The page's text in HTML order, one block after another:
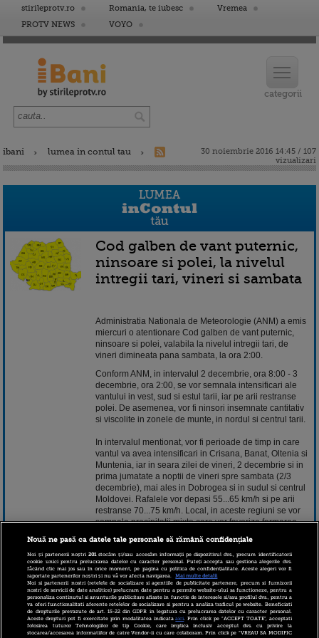
stirileprotv.ro Romania, te iubesc
Vremea
PROTV NEWS
VOYO
ibani lumea in contul tau
30 noiembrie 2016 14:45 / 107
vizualizari
Cod galben de vant puternic,
ninsoare si polei, la nivelul
intregii tari, vineri si sambata
Administratia Nationala de Meteorologie (ANM) a emis
miercuri o atentionare Cod galben de vant puternic,
ninsoare si polei, valabila la nivelul intregii tari, de
vineri dimineata pana sambata, la ora 2:00.
Conform ANM, in intervalul 2 decembrie, ora 8:00 - 3
decembrie, ora 2:00, se vor semnala intensificari ale
vantului in vest, sud si estul tarii, iar pe arii restranse
polei. De asemenea, vor fi ninsori insemnate cantitativ
si viscolite in zonele de munte, in nordul si centrul tarii.
In intervalul mentionat, vor fi perioade de timp in care
vantul va avea intensificari in Crisana, Banat, Oltenia si
Muntenia, iar in seara zilei de vineri, 2 decembrie si in
prima jumatate a noptii de vineri spre sambata (2/3
decembrie), mai ales in Dobrogea si in sudul si centrul
Moldovei. Rafalele vor depasi 55...65 km/h si pe arii
restranse 70...75 km/h. Local, in aceste regiuni se vor
semnala precipitatii mixte care vor favoriza formarea
De asemenea, in nordul si centrul tarii, dar mai ales in
zonele de munte va continua sa ninga insemnat
cantitativ, iar vantul va avea intensificari sustinute,
viscolind si troienind zapada. Indeosebi in zona inalta
a Carpatii Meridionali, vantul va sufla tare, cu peste
90...100 km/h, viscolind puternic si troienind zapada,
iar vizibilitatea se va reduce sub 50 de metri.
Nouă ne pasă ca datele tale personale să rămână confidențiale
Noi și partenerii noștri201stocăm și/sau accesăm informații pe dispozitivul dvs., precum identificatorii
cookie unici pentru prelucrarea datelor cu caracter personal. Puteți accepta sau gestiona alegerile dvs.
făcând clic mai jos sau în orice moment, pe pagina cu politica de confidențialitate. Aceste alegeri vor fi
raportate partenerilor noștri și nu vă vor afecta navigarea.
Mai multe detalii
Noi si partenerii nostri (retelele de socializare si agentiile de publicitate partenere, precum si furnizorii
nostri de servicii de date analitice) prelucram date pentru a permite website-ului sa functioneze, pentru a
personaliza continutul si anunturile publicitare afisate in functie de interesele si/sau profilul dvs., pentru a
va oferi functionalitati aferente retelelor de socializare si pentru a analiza traficul pe website. Beneficiati
de drepturile prevazute de art. 15-22 din GDPR in legatura cu prelucrarea datelor cu caracter personal.
Aceste drepturi pot fi exercitate prin modalitatea indicataaici. Prin click pe “ACCEPT TOATE”, acceptati
folosirea tuturor Tehnologiilor de tip Cookie, care implica inclusiv acceptul dvs. cu privire la
stocarea/accesarea informatiilor de catre Vendor-ii cu care colaboram. Prin click pe “VREAU SA MODIFIC